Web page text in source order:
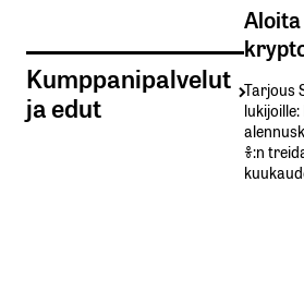
Kumppanipalvelut
ja edut
Tarjous
%:n